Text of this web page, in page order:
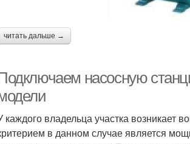
читать дальше →
насосную
каждого владельца участка возникает
в данном случае является